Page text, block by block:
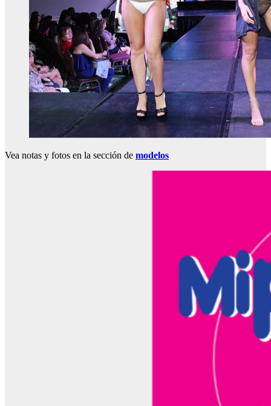
Vea notas y fotos en la sección de modelos